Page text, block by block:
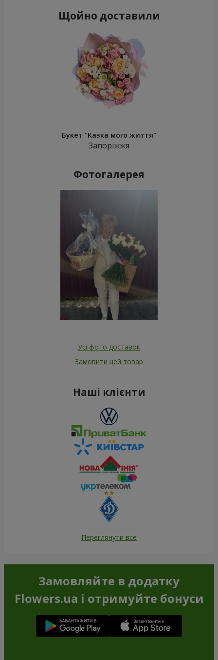
Щойно доставили
Букет "Казка мого життя"
Запоріжжя
Фотогалерея
Усі фото доставок
Замовити цей товар
Наші клієнти
Переглянути все
Замовляйте в додатку
Flowers.ua і отримуйте бонуси